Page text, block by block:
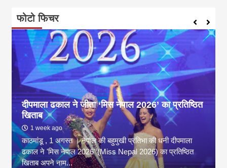
फोटो फिचर
दीपमाला ढकाल ने जीता ‘मिस नेपाल 2026’ का प्रतिष्ठित
खिताब
1 week ago
काठमांडू , 1 अगस्त । नेपाल की बहुमुखी प्रतिभा की धनी दीपमाला
ढकाल ने 'मिस नेपाल 2026' (Miss Nepal 2026) का प्रतिष्ठित
खिताब अपने नाम...